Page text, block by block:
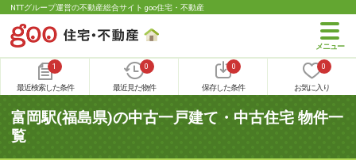
NTTグループ運営の不動産総合サイト goo住宅・不動産
1
最近検索した条件
0
最近見た物件
0
保存した条件
0
お気に入り
富岡駅(福島県)の中古一戸建て・中古住宅 物件一
覧